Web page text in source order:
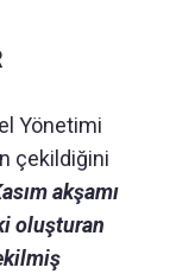
Yönetimi
çekildiğini
akşamı
oluşturan